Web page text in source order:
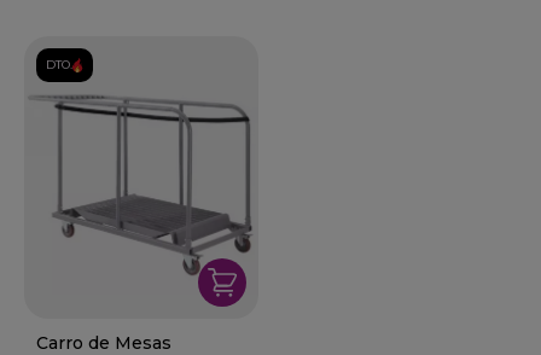
DTO.
Carro de Mesas